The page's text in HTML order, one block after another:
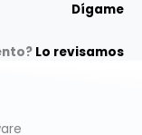
Dígame
Lo revisamos